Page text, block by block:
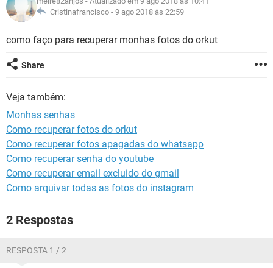
INSTAGRAM GMAIL
GUIA DE COMPRAS
OUTLOOK EXCEL
INSTAGRAM GMAIL
JOGOS WHATSAPP
CELULAR
OUTLOOK EXCEL
INSTAGRAM
GLOSSÁRIO
JOGOS WHATSAPP
INSTAGRAM
GUIA DE COMPRAS
Cristinafrancisco - 9 ago 2018 às 22:59
como faço para recuperar monhas fotos do orkut
Share
Veja também:
Monhas senhas
Como recuperar fotos do orkut
Como recuperar fotos apagadas do whatsapp
Como recuperar senha do youtube
Como recuperar email excluido do gmail
Como arquivar todas as fotos do instagram
2 Respostas
RESPOSTA 1 / 2